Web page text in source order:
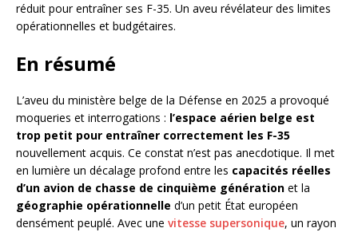
réduit pour entraîner ses F-35. Un aveu révélateur des limites
opérationnelles et budgétaires.
En résumé
L’aveu du ministère belge de la Défense en 2025 a provoqué
moqueries et interrogations : l’espace aérien belge est
trop petit pour entraîner correctement les F-35
nouvellement acquis. Ce constat n’est pas anecdotique. Il met
en lumière un décalage profond entre les capacités réelles
d’un avion de chasse de cinquième génération et la
géographie opérationnelle d’un petit État européen
densément peuplé. Avec une vitesse supersonique, un rayon